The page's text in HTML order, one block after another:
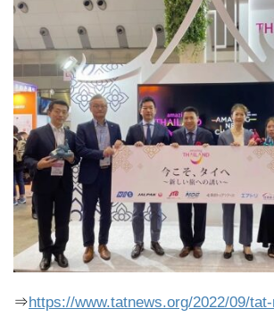
⇒https://www.tatnews.org/2022/09/